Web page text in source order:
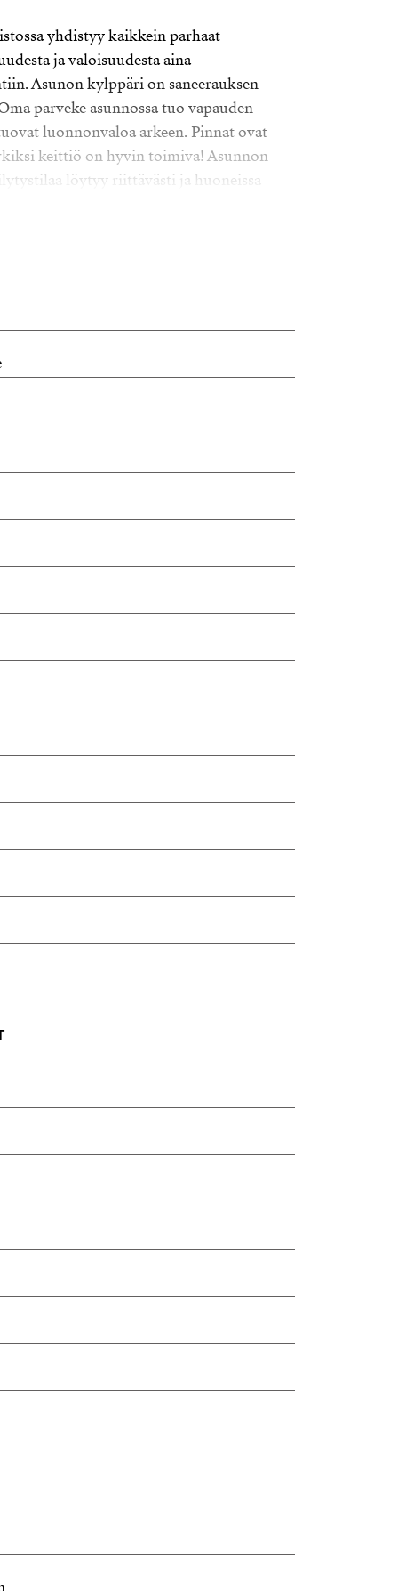
yhdistyy kaikkein parhaat
ja valoisuudesta aina
Asunon kylppäri on saneerauksen
parveke asunnossa tuo vapauden
luonnonvaloa arkeen. Pinnat ovat
keittiö on hyvin toimiva! Asunnon
löytyy riittävästi ja huoneissa
tarjoaa miellyttävän yhdistelmän 40-luvun
vanhaa ja uutta, luoden
ja rauhallisella asuinalueella
kivenheiton päässä kaupungin
Tämä arvostettu ja rauhallinen
sen ystävällisestä ilmapiiristä sekä
ja se sopii niin nuorille kuin
määräaikaisella sopimuksella 01.08.2026
jatkuu
Vuokra 690€ + vesi.
LKV